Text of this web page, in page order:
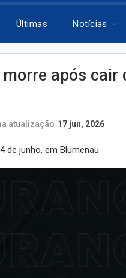
Últimas Notícias
após cair
atualização 17 jun, 2026
de junho, em Blumenau